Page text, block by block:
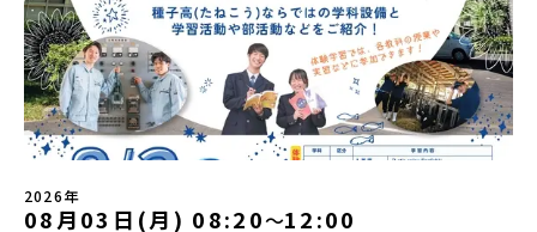
ステップアップ説明会プログラムの内容を詳しく知りたい方や、お
申し込みを迷われている方向けにZoomでのオンライン配信を行い
ます。知りたい情報のレベルに合わせて、以下の2つのステップをご
活用ください。【STEP 1】全体オンライン説明会〜まずは「おため
し地域留学」を知りたい方へ〜日本全国20以上の地域から選んで参
加できる「おためし地域留学」の全体像や魅力について、説明会を
開催しました。中学生一人での参加にあたり、保護者様が特に気に
なる「安全面」や「事務局のサポート体制」についても詳しく解説
しています。ぜひ、ご自宅からお気軽にご視聴ください。▶︎ [アーカ
イブ動画を視聴する]YouTube：
ば、身近な動植物や、暮らしに欠かせない火、水、風、そして雄大
な山や川などもすべて「カムイ」です。この文化と精神性をテーマ
にした大人気マンガ「ゴールデンカムイ」は、累計3000万部以上販
売され、2026年3月に映画の続編も公開されるなど注目を集めてい
ます。今回は、平取町の中でもアイヌ文化に触れることのできる
「二風谷（にぶたに）コタン」へ出発！アイヌの家や暮らし、食な
どを体感することができます。ぜひ現地で味わってみてください
生との特別な交流この旅の大きな魅力は、地元の「平取高校」の先
学に【毎月2万円】の給付型奨学金～夢に向かって一歩踏み出す、あ
なたの未来を応援！～ 詳細・条件はこちらから------------------
--------------------------ーーーーーーーーーーーーーーーーーー
ーーーーーーーーーーーーーー＜体験費・宿泊費が無料！＞民間ロ
ケットの打ち上げ成功で話題になった町！ 北海道の「宇宙版シリコ
ンバレー」を目指す大樹町で、最先端テクノロジーとどこまでも続
く大自然を肌で感じてみませんか？「地元以外の地域の暮らしが気
になる。いつか留学してみたい！」「自分の進学や将来の可能性を
もっとひらきたい！ 」「自然が好きでもっと触れてあそびたい！」
そんな中学生のみなさんにおすすめ！「おためし地域留学体験」
2026年
08月03日(月) 08:20〜12:00